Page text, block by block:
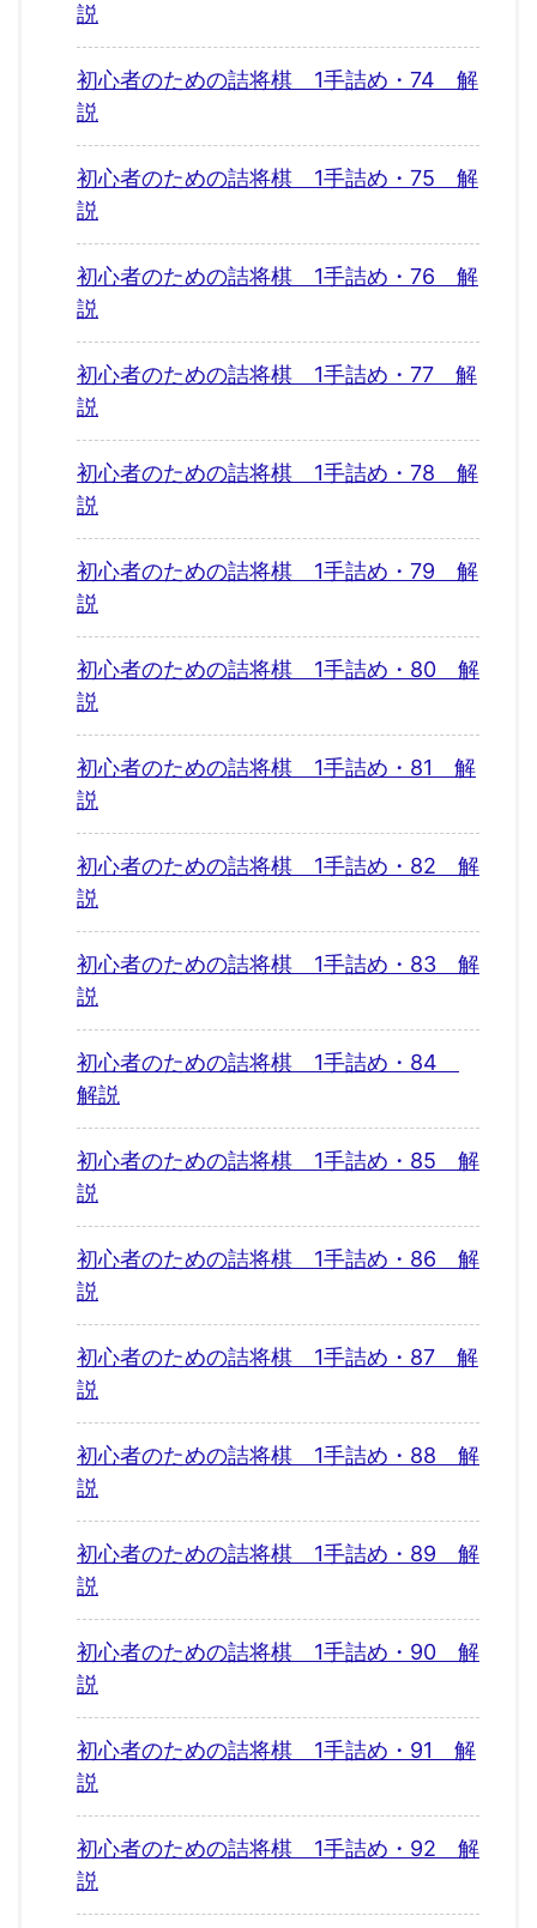
説
初心者のための詰将棋 1手詰め・74 解
説
初心者のための詰将棋 1手詰め・75 解
説
初心者のための詰将棋 1手詰め・76 解
説
初心者のための詰将棋 1手詰め・77 解
説
初心者のための詰将棋 1手詰め・78 解
説
初心者のための詰将棋 1手詰め・79 解
説
初心者のための詰将棋 1手詰め・80 解
説
初心者のための詰将棋 1手詰め・81 解
説
初心者のための詰将棋 1手詰め・82 解
説
初心者のための詰将棋 1手詰め・83 解
説
初心者のための詰将棋 1手詰め・84
解説
初心者のための詰将棋 1手詰め・85 解
説
初心者のための詰将棋 1手詰め・86 解
説
初心者のための詰将棋 1手詰め・87 解
説
初心者のための詰将棋 1手詰め・88 解
説
初心者のための詰将棋 1手詰め・89 解
説
初心者のための詰将棋 1手詰め・90 解
説
初心者のための詰将棋 1手詰め・91 解
説
初心者のための詰将棋 1手詰め・92 解
説